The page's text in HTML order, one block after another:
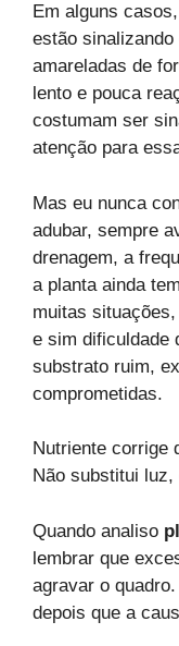
Em alguns
estão
amareladas de
lento e pouca
costumam ser
atenção para
Mas eu nunca
adubar, sempre
drenagem, a
a planta ainda
muitas
e sim dificuldade
substrato ruim,
comprometidas.
Nutriente corrige
Não substitui luz,
Quando analiso
lembrar que
agravar o
depois que a